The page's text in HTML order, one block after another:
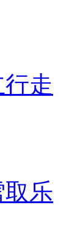
走
乐